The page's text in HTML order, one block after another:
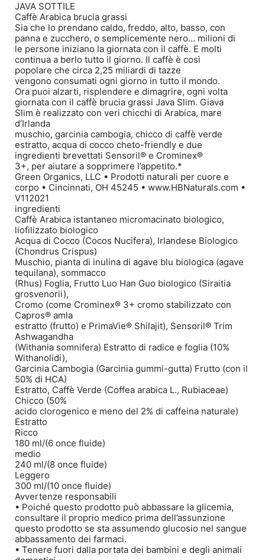
JAVA SOTTILE
Caffè Arabica brucia grassi
Sia che lo prendano caldo, freddo, alto, basso, con
panna e zucchero, o semplicemente nero… milioni di
le persone iniziano la giornata con il caffè. E molti
continua a berlo tutto il giorno. Il caffè è così
popolare che circa 2,25 miliardi di tazze
vengono consumati ogni giorno in tutto il mondo.
Ora puoi alzarti, risplendere e dimagrire, ogni volta
giornata con il caffè brucia grassi Java Slim. Giava
Slim è realizzato con veri chicchi di Arabica, mare
d’Irlanda
muschio, garcinia cambogia, chicco di caffè verde
estratto, acqua di cocco cheto-friendly e due
ingredienti brevettati Sensoril® e Crominex®
3+, per aiutare a sopprimere l’appetito.*
Green Organics, LLC • Prodotti naturali per cuore e
corpo • Cincinnati, OH 45245 • www.HBNaturals.com •
V112021
ingredienti
Caffè Arabica istantaneo micromacinato biologico,
liofilizzato biologico
Acqua di Cocco (Cocos Nucifera), Irlandese Biologico
(Chondrus Crispus)
Muschio, pianta di inulina di agave blu biologica (agave
tequilana), sommacco
(Rhus) Foglia, Frutto Luo Han Guo biologico (Siraitia
grosvenorii),
Cromo (come Crominex® 3+ cromo stabilizzato con
Capros® amla
estratto (frutto) e PrimaVie® Shilajit), Sensoril® Trim
Ashwagandha
(Withania somnifera) Estratto di radice e foglia (10%
Withanolidi),
Garcinia Cambogia (Garcinia gummi-gutta) Frutto (con il
50% di HCA)
Estratto, Caffè Verde (Coffea arabica L., Rubiaceae)
Chicco (50%
acido clorogenico e meno del 2% di caffeina naturale)
Estratto
Ricco
180 ml/(6 once fluide)
medio
240 ml/(8 once fluide)
Leggero
300 ml/(10 once fluide)
Avvertenze responsabili
• Poiché questo prodotto può abbassare la glicemia,
consultare il proprio medico prima dell’assunzione
questo prodotto se sta assumendo glucosio nel sangue
abbassamento dei farmaci.
• Tenere fuori dalla portata dei bambini e degli animali